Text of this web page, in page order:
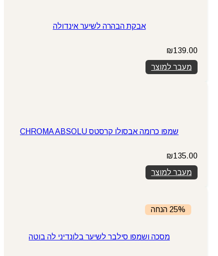
אבקת הבהרה לשיער אינדולה
₪139.00
מעבר למוצר
שמפו כרומה אבסולו קרסטס CHROMA ABSOLU
₪135.00
מעבר למוצר
25% הנחה
מסכה ושמפו סילבר לשיער בלונדיני לה בוטה